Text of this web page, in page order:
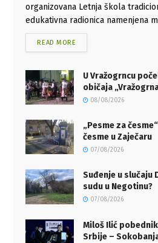
organizovana Letnja škola
edukativna radionica namenjena
READ MORE
U Vražogrncu
običaja
08/08/2026
„Pesme za
česme u Zaječaru
07/08/2026
Suđenje u slučaju
sudu u Negotinu?
07/08/2026
Miloš Ilić
Srbije –